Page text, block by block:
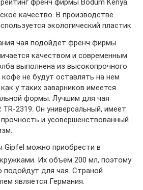
френч фирмы Bodum Kenya.
качество. В производстве
экологический пластик.
чая подойдёт френч фирмы
качеством и современным
выполнена из высокопрочного
кофе не будут оставлять на нем
у таких заварников имеется
формы. Лучшим для чая
TR-2319. Он универсальный, имеет
и усовершенствованный
можно приобрести в
Их объем 200 мл, поэтому
подойдут для чая. Страной
является Германия.